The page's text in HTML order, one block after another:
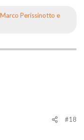
Marco Perissinotto e
#18